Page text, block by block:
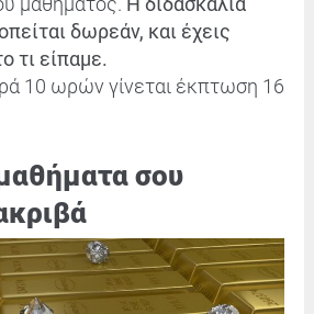
δωρεάν, και έχεις
τι είπαμε.
10 ωρών γίνεται έκπτωση 16
σου